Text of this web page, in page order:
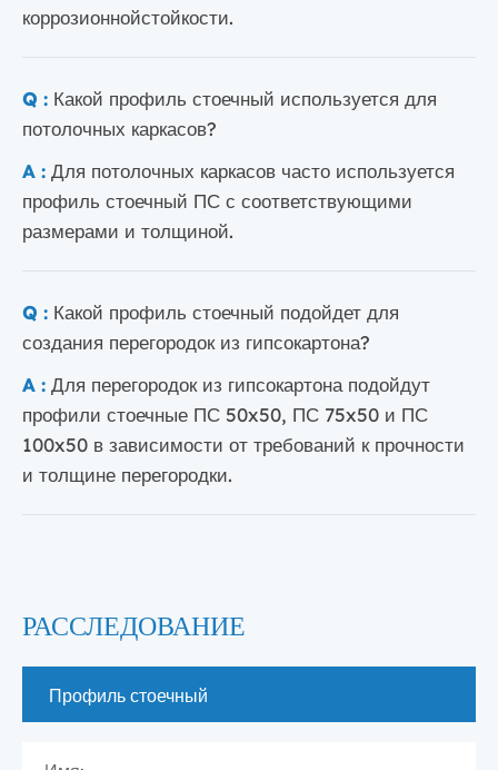
коррозионнойстойкости.
Q : Какой профиль стоечный используется для
потолочных каркасов?
A : Для потолочных каркасов часто используется
профиль стоечный ПС с соответствующими
размерами и толщиной.
Q : Какой профиль стоечный подойдет для
создания перегородок из гипсокартона?
A : Для перегородок из гипсокартона подойдут
профили стоечные ПС 50x50, ПС 75x50 и ПС
100x50 в зависимости от требований к прочности
и толщине перегородки.
РАССЛЕДОВАНИЕ